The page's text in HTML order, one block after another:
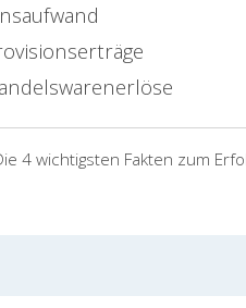
4 wichtigsten Fakten zum